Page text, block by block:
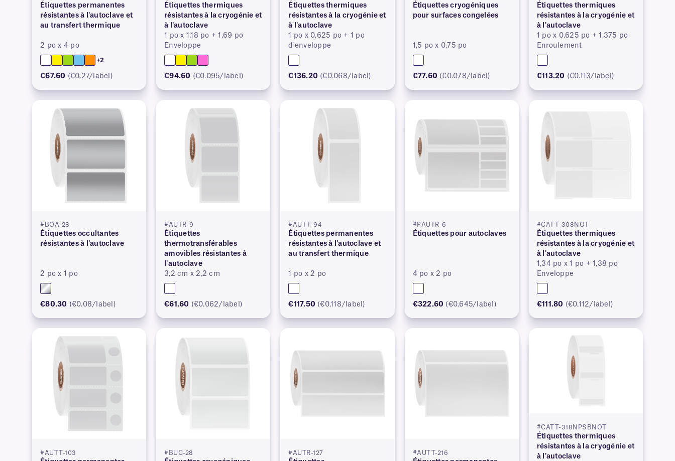
Étiquettes permanentes
résistantes à l'autoclave et
au transfert thermique
2 po x 4 po
+2
€67.60 (€0.27/label)
Étiquettes thermiques
résistantes à la cryogénie et
à l'autoclave
1 po x 1,18 po + 1,69 po
Enveloppe
€94.60 (€0.095/label)
Étiquettes thermiques
résistantes à la cryogénie et
à l'autoclave
1 po x 0,625 po + 1 po
d'enveloppe
€136.20 (€0.068/label)
Étiquettes cryogéniques
pour surfaces congelées
1,5 po x 0,75 po
€77.60 (€0.078/label)
Étiquettes thermiques
résistantes à la cryogénie et
à l'autoclave
1 po x 0,625 po + 1,375 po
Enroulement
€113.20 (€0.113/label)
#BOA-28
Étiquettes occultantes
résistantes à l'autoclave
2 po x 1 po
€80.30 (€0.08/label)
#AUTR-9
Étiquettes
thermotransférables
amovibles résistantes à
l'autoclave
3,2 cm x 2,2 cm
€61.60 (€0.062/label)
#AUTT-94
Étiquettes permanentes
résistantes à l'autoclave et
au transfert thermique
1 po x 2 po
€117.50 (€0.118/label)
#PAUTR-6
Étiquettes pour autoclaves
4 po x 2 po
€322.60 (€0.645/label)
#CATT-308NOT
Étiquettes thermiques
résistantes à la cryogénie et
à l'autoclave
1,34 po x 1 po + 1,38 po
Enveloppe
€111.80 (€0.112/label)
#AUTT-103 #BUC-28 #AUTR-127 #AUTT-216
#CATT-318NPSBNOT
Étiquettes thermiques
résistantes à la cryogénie et
à l'autoclave